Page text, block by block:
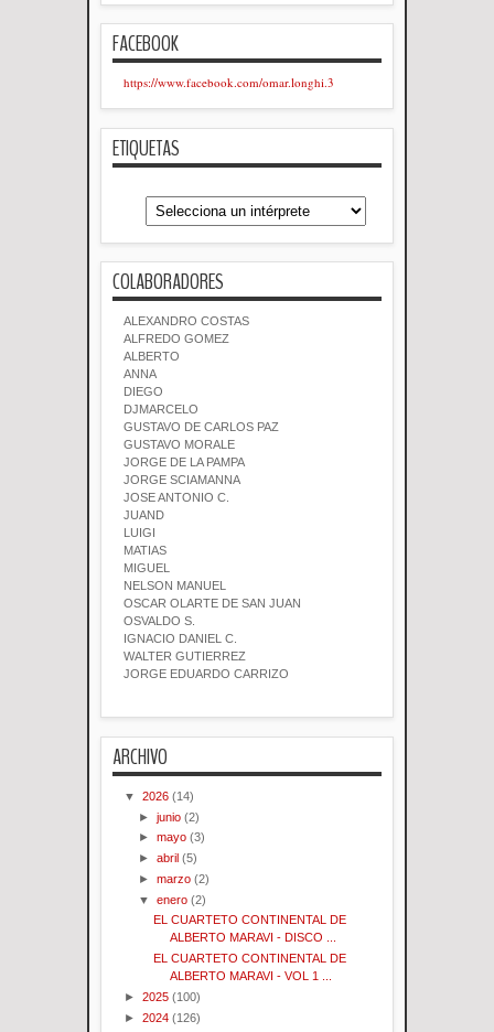
FACEBOOK
https://www.facebook.com/omar.longhi.3
ETIQUETAS
COLABORADORES
ALEXANDRO COSTAS
ALFREDO GOMEZ
ALBERTO
ANNA
DIEGO
DJMARCELO
GUSTAVO DE CARLOS PAZ
GUSTAVO MORALE
JORGE DE LA PAMPA
JORGE SCIAMANNA
JOSE ANTONIO C.
JUAND
LUIGI
MATIAS
MIGUEL
NELSON MANUEL
OSCAR OLARTE DE SAN JUAN
OSVALDO S.
IGNACIO DANIEL C.
WALTER GUTIERREZ
JORGE EDUARDO CARRIZO
ARCHIVO
▼ 2026 (14)
►junio (2)
►mayo (3)
►abril (5)
►marzo (2)
▼enero (2)
EL CUARTETO CONTINENTAL DE
ALBERTO MARAVI - DISCO ...
EL CUARTETO CONTINENTAL DE
ALBERTO MARAVI - VOL 1 ...
► 2025 (100)
► 2024 (126)